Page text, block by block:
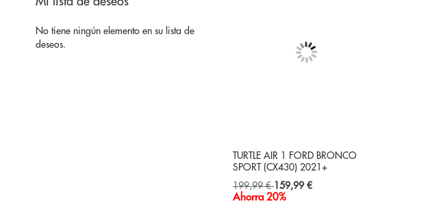
TURTLE AIR 1 FORD BRONCO
SPORT (CX430) 2021+
199,99 € Special
Price
159,99 €
Ahorra 20%
No tiene ningún elemento en su lista de
deseos.